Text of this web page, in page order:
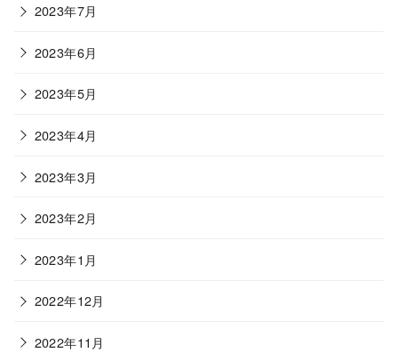
2023年7月
2023年6月
2023年5月
2023年4月
2023年3月
2023年2月
2023年1月
2022年12月
2022年11月